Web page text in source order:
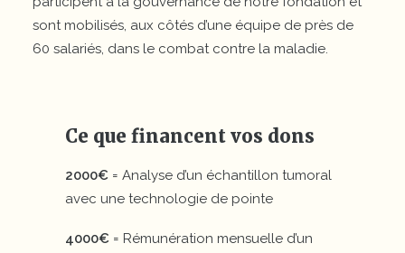
sont mobilisés, aux côtés d’une équipe de près de
60 salariés, dans le combat contre la maladie.
Ce que financent vos dons
2000€ = Analyse d’un échantillon tumoral
avec une technologie de pointe
4000€ = Rémunération mensuelle d’un